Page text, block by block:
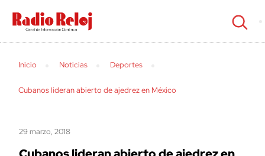
cerrar
Inicio Noticias Deportes
Cubanos lideran abierto de ajedrez en México
29 marzo, 2018